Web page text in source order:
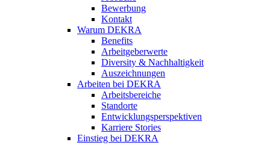
Bewerbung
Kontakt
Warum DEKRA
Benefits
Arbeitgeberwerte
Diversity & Nachhaltigkeit
Auszeichnungen
Arbeiten bei DEKRA
Arbeitsbereiche
Standorte
Entwicklungsperspektiven
Karriere Stories
Einstieg bei DEKRA